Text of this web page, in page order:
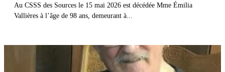
Au CSSS des Sources le 15 mai 2026 est décédée Mme Émilia
Vallières à l’âge de 98 ans, demeurant à...